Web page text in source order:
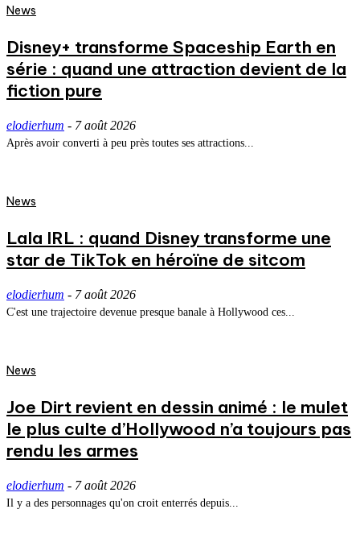
News
Disney+ transforme Spaceship Earth en
série : quand une attraction devient de la
fiction pure
elodierhum - 7 août 2026
Après avoir converti à peu près toutes ses attractions...
News
Lala IRL : quand Disney transforme une
star de TikTok en héroïne de sitcom
elodierhum - 7 août 2026
C'est une trajectoire devenue presque banale à Hollywood ces...
News
Joe Dirt revient en dessin animé : le mulet
le plus culte d’Hollywood n’a toujours pas
rendu les armes
elodierhum - 7 août 2026
Il y a des personnages qu'on croit enterrés depuis...